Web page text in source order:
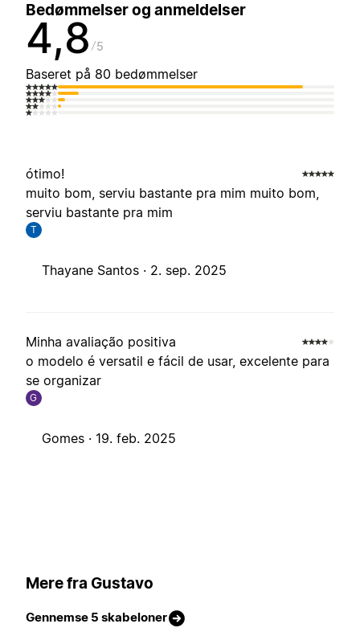
Bedømmelser og anmeldelser
4,8 5
Baseret på 80 bedømmelser
ótimo!
muito bom, serviu bastante pra mim muito bom,
serviu bastante pra mim
T
Thayane Santos · 2. sep. 2025
Minha avaliação positiva
o modelo é versatil e fácil de usar, excelente para
se organizar
G
Gomes · 19. feb. 2025
Mere fra Gustavo
Gennemse 5 skabeloner